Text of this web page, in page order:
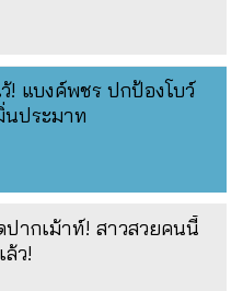
! แบงค์พชร ปกป้องโบว์
ประมาท
ปากเม้าท์! สาวสวยคนนี้
ล้ว!